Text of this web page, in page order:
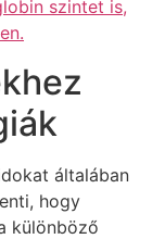
szintet is,
általában
hogy
különböző